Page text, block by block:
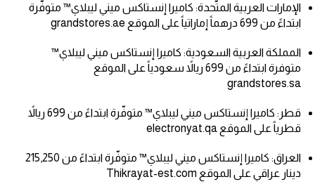
الإمارات العربية المتّحدة: كاميرا إنستاكس ميني ليبلاي™ متوفّرة
ابتداءً من 699 درهماً إماراتياً على الموقع grandstores.ae
المملكة العربية السعودية: كاميرا إنستاكس ميني ليبلاي™
متوفرة ابتداءً من 699 ريالاً سعودياً على الموقع
grandstores.sa
قطر: كاميرا إنستاكس ميني ليبلاي™ متوفّرة ابتداءً من 699 ريالاً
قطرياً على الموقع electronyat.qa
العراق: كاميرا إنستاكس ميني ليبلاي™ متوفّرة ابتداءً من 215,250
دينار عراقي على الموقع Thikrayat-est.com